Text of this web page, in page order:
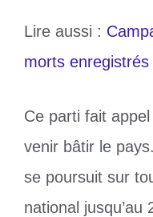
Lire aussi :
morts enregistrés
Ce parti fait
venir bâtir le
se poursuit sur
national